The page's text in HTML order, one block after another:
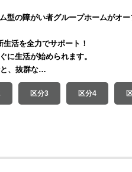
型の障がい者グループホームがオー
活を全力でサポート！
に生活が始められます。
、抜群な…
区分3 区分4